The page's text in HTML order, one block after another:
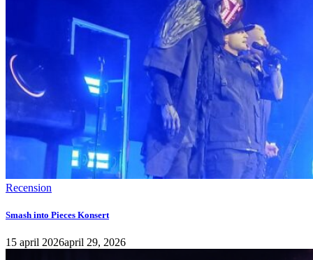
Recension
Smash into Pieces Konsert
15 april 2026april 29, 2026